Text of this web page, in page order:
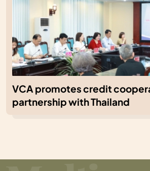
VCA promotes credit
partnership with Thailand